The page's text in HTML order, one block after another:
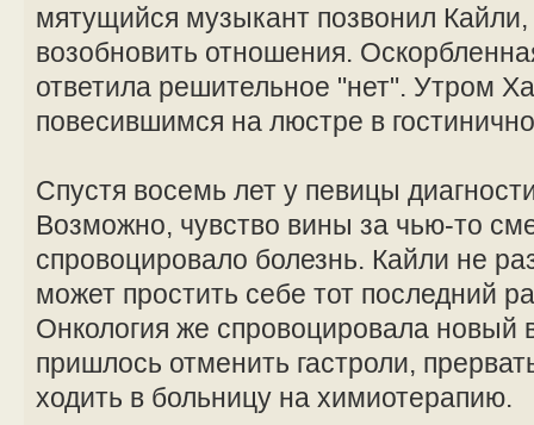
мятущийся музыкант позвонил Кайли,
возобновить отношения.
ответила решительное "нет". Утром
повесившимся на люстре в
Спустя восемь лет у певицы
Возможно, чувство вины за чью-то
спровоцировало болезнь. Кайли не
может простить себе тот последний
Онкология же спровоцировала новый
пришлось отменить гастроли,
ходить в больницу на химиотерапию.